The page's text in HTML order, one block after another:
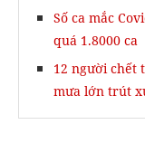
Số ca mắc
quá 1.8000 ca
12 người chết
mưa lớn trút